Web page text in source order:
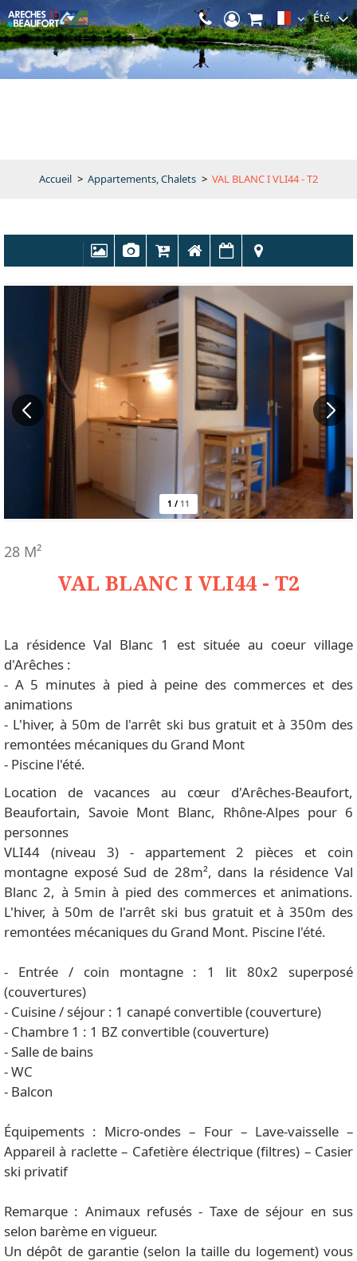
Été
Accueil > Appartements, Chalets > VAL BLANC I VLI44 - T2
1 / 11
VAL BLANC I VLI44 - T2
28 M²
La résidence Val Blanc 1 est située au coeur village
d'Arêches :
- A 5 minutes à pied à peine des commerces et des
animations
- L'hiver, à 50m de l'arrêt ski bus gratuit et à 350m des
remontées mécaniques du Grand Mont
- Piscine l'été.
Location de vacances au cœur d'Arêches-Beaufort,
Beaufortain, Savoie Mont Blanc, Rhône-Alpes pour 6
personnes
VLI44 (niveau 3) - appartement 2 pièces et coin
montagne exposé Sud de 28m², dans la résidence Val
Blanc 2, à 5min à pied des commerces et animations.
L'hiver, à 50m de l'arrêt ski bus gratuit et à 350m des
remontées mécaniques du Grand Mont. Piscine l'été.
- Entrée / coin montagne : 1 lit 80x2 superposé
(couvertures)
- Cuisine / séjour : 1 canapé convertible (couverture)
- Chambre 1 : 1 BZ convertible (couverture)
- Salle de bains
- WC
- Balcon
Équipements : Micro-ondes – Four – Lave-vaisselle –
Appareil à raclette – Cafetière électrique (filtres) – Casier
ski privatif
Remarque : Animaux refusés - Taxe de séjour en sus
selon barème en vigueur.
Un dépôt de garantie (selon la taille du logement) vous